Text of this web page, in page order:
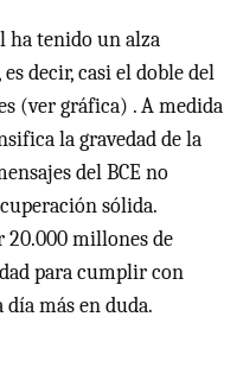
ha tenido un alza
decir, casi el doble del
(ver gráfica) . A medida
la gravedad de la
del BCE no
sólida.
20.000 millones de
para cumplir con
día más en duda.